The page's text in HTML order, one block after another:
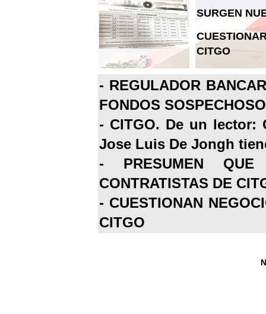
SURGEN
CITGO
- REGULADOR
FONDOS
- CITGO. De un lector:
Jose Luis De Jongh
- PRESUMEN
CONTRATISTAS DE
- CUESTIONAN
CITGO